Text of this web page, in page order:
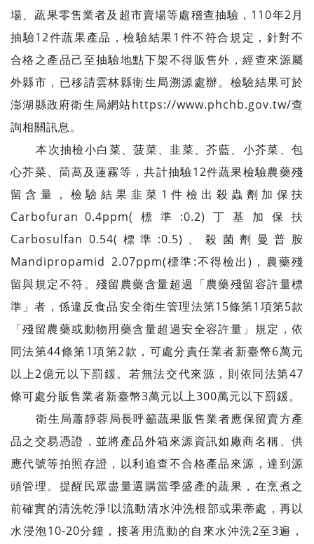
場、蔬果零售業者及超市賣場等處稽查抽驗，110年2月
抽驗12件蔬果產品，檢驗結果1件不符合規定，針對不
合格之產品己至抽驗地點下架不得販售外，經查來源屬
外縣市，已移請雲林縣衛生局溯源處辦。檢驗結果可於
澎湖縣政府衛生局網站https://www.phchb.gov.tw/查
詢相關訊息。
本次抽檢小白菜、菠菜、韭菜、芥藍、小芥菜、包
心芥菜、茼萵及蓮霧等，共計抽驗12件蔬果檢驗農藥殘
留含量，檢驗結果韭菜1件檢出殺蟲劑加保扶
Carbofuran 0.4ppm(標準:0.2)丁基加保扶
Carbosulfan 0.54(標準:0.5)、殺菌劑曼普胺
Mandipropamid 2.07ppm(標準:不得檢出)，農藥殘
留與規定不符。殘留農藥含量超過「農藥殘留容許量標
準」者，係違反食品安全衛生管理法第15條第1項第5款
「殘留農藥或動物用藥含量超過安全容許量」規定，依
同法第44條第1項第2款，可處分責任業者新臺幣6萬元
以上2億元以下罰鍰。若無法交代來源，則依同法第47
條可處分販售業者新臺幣3萬元以上300萬元以下罰鍰。
衛生局蕭靜蓉局長呼籲蔬果販售業者應保留賣方產
品之交易憑證，並將產品外箱來源資訊如廠商名稱、供
應代號等拍照存證，以利追查不合格產品來源，達到源
頭管理。提醒民眾盡量選購當季盛產的蔬果，在烹煮之
前確實的清洗乾淨!以流動清水沖洗根部或果蒂處，再以
水浸泡10-20分鐘，接著用流動的自來水沖洗2至3遍，